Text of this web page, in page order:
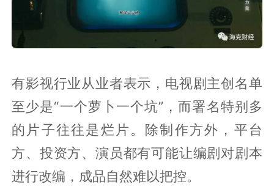
有影视行业从业者表示，电视剧主创名单
至少是“一个萝卜一个坑”，而署名特别多
的片子往往是烂片。除制作方外，平台
方、投资方、演员都有可能让编剧对剧本
进行改编，成品自然难以把控。